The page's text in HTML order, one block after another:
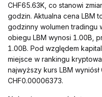
CHF65.63K, co stanowi
godzin. Aktualna cena LBM
godzinny wolumen tradingu
obiegu LBM wynosi 1.00B,
1.00B. Pod względem
miejsce w rankingu
najwyższy kurs LBM
CHF0.00006373.